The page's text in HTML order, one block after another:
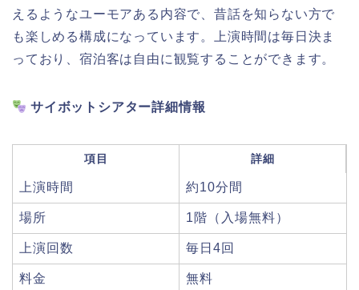
えるようなユーモアある内容で、昔話を知らない方で
も楽しめる構成になっています。上演時間は毎日決ま
っており、宿泊客は自由に観覧することができます。
サイボットシアター詳細情報
項目 詳細
上演時間 約10分間
場所 1階（入場無料）
上演回数 毎日4回
料金 無料